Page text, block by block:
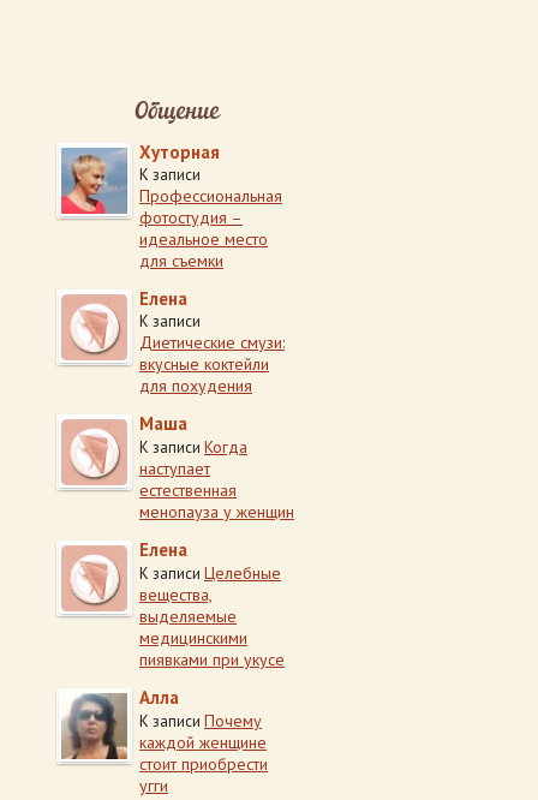
Общение
Хуторная
К записи
Профессиональная
фотостудия –
идеальное место
для съемки
Елена
К записи
Диетические смузи:
вкусные коктейли
для похудения
Маша
К записи Когда
наступает
естественная
менопауза у женщин
Елена
К записи Целебные
вещества,
выделяемые
медицинскими
пиявками при укусе
Алла
К записи Почему
каждой женщине
стоит приобрести
угги